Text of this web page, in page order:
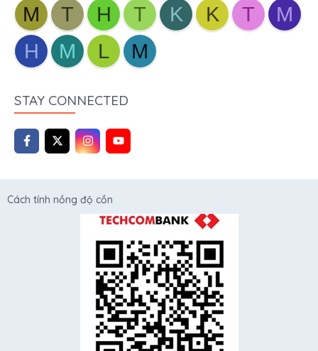
M T H T K K T
M
H
M L M
STAY CONNECTED
Cách tính nồng độ cồn